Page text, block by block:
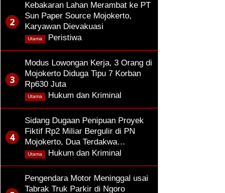
Kebakaran Lahan Merambat ke PT
Sun Paper Source Mojokerto,
Karyawan Dievakuasi
Peristiwa,
Utama
Modus Lowongan Kerja, 3 Orang di
Mojokerto Diduga Tipu 7 Korban
Rp630 Juta
Hukum dan Kriminal
Utama
Sidang Dugaan Penipuan Proyek
Fiktif Rp2 Miliar Bergulir di PN
Mojokerto, Dua Terdakwa…
Hukum dan Kriminal
Utama
Pengendara Motor Meninggal usai
Tabrak Truk Parkir di Ngoro